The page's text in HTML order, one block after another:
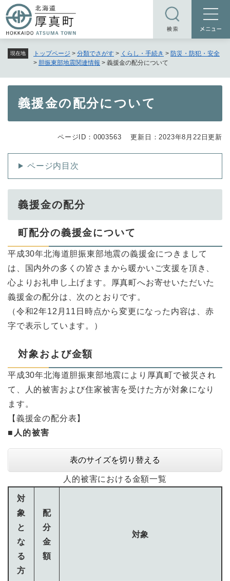
ー
ジ
で
現在地 トップページ > 分類でさがす > くらし・手続き > 防災・防犯・安全
> 胆振東部地震関連情報 > 義援金の配分について
義援金の配分について
ページID：0003563 更新日：2023年8月22日更新
ページ内目次
義援金の配分
町配分の義援金について
平成30年北海道胆振東部地震の義援金につきまして
は、国内外の多くの皆さまから暖かいご支援を頂き、
心よりお礼申し上げます。厚真町へお寄せいただいた
義援金の配分は、次のとおりです。
（令和2年12月11日時点から変更になった内容は、赤
字で表示しています。）
対象および金額
平成30年北海道胆振東部地震により厚真町で被災され
て、人的被害および住家被害を受けた方が対象になり
ます。
【義援金の配分表】
■人的被害
表のサイズを切り替える
人的被害における金額一覧
対
象
と
な
る
方
配
分
金
額
対象